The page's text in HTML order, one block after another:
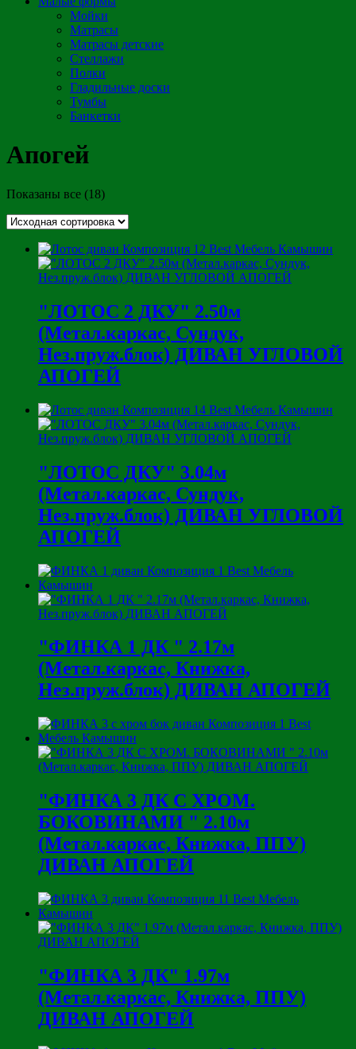
Мойки
Матрасы
Матрасы детские
Стеллажи
Полки
Гладильные доски
Тумбы
Банкетки
Апогей
Показаны все (18)
"ЛОТОС 2 ДКУ" 2.50м
(Метал.каркас, Сундук,
Нез.пруж.блок) ДИВАН УГЛОВОЙ
АПОГЕЙ
"ЛОТОС ДКУ" 3.04м
(Метал.каркас, Сундук,
Нез.пруж.блок) ДИВАН УГЛОВОЙ
АПОГЕЙ
"ФИНКА 1 ДК " 2.17м
(Метал.каркас, Книжка,
Нез.пруж.блок) ДИВАН АПОГЕЙ
"ФИНКА 3 ДК С ХРОМ.
БОКОВИНАМИ " 2.10м
(Метал.каркас, Книжка, ППУ)
ДИВАН АПОГЕЙ
"ФИНКА 3 ДК" 1.97м
(Метал.каркас, Книжка, ППУ)
ДИВАН АПОГЕЙ